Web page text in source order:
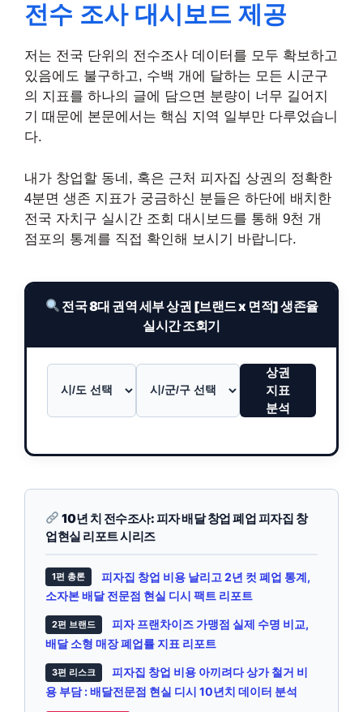
전수 조사 대시보드 제공
저는 전국 단위의 전수조사 데이터를 모두 확보하고
있음에도 불구하고, 수백 개에 달하는 모든 시군구
의 지표를 하나의 글에 담으면 분량이 너무 길어지
기 때문에 본문에서는 핵심 지역 일부만 다루었습니
다.
내가 창업할 동네, 혹은 근처 피자집 상권의 정확한
4분면 생존 지표가 궁금하신 분들은 하단에 배치한
전국 자치구 실시간 조회 대시보드를 통해 9천 개
점포의 통계를 직접 확인해 보시기 바랍니다.
전국 8대 권역 세부 상권 [브랜드 x 면적] 생존율
실시간 조회기
상권
지표
분석
10년 치 전수조사: 피자 배달 창업 폐업 피자집 창
업현실 리포트 시리즈
1편 총론
피자집 창업 비용 날리고 2년 컷 폐업 통계,
소자본 배달 전문점 현실 디시 팩트 리포트
2편 브랜드
피자 프랜차이즈 가맹점 실제 수명 비교,
배달 소형 매장 폐업률 지표 리포트
3편 리스크
피자집 창업 비용 아끼려다 상가 철거 비
용 부담 : 배달전문점 현실 디시 10년치 데이터 분석